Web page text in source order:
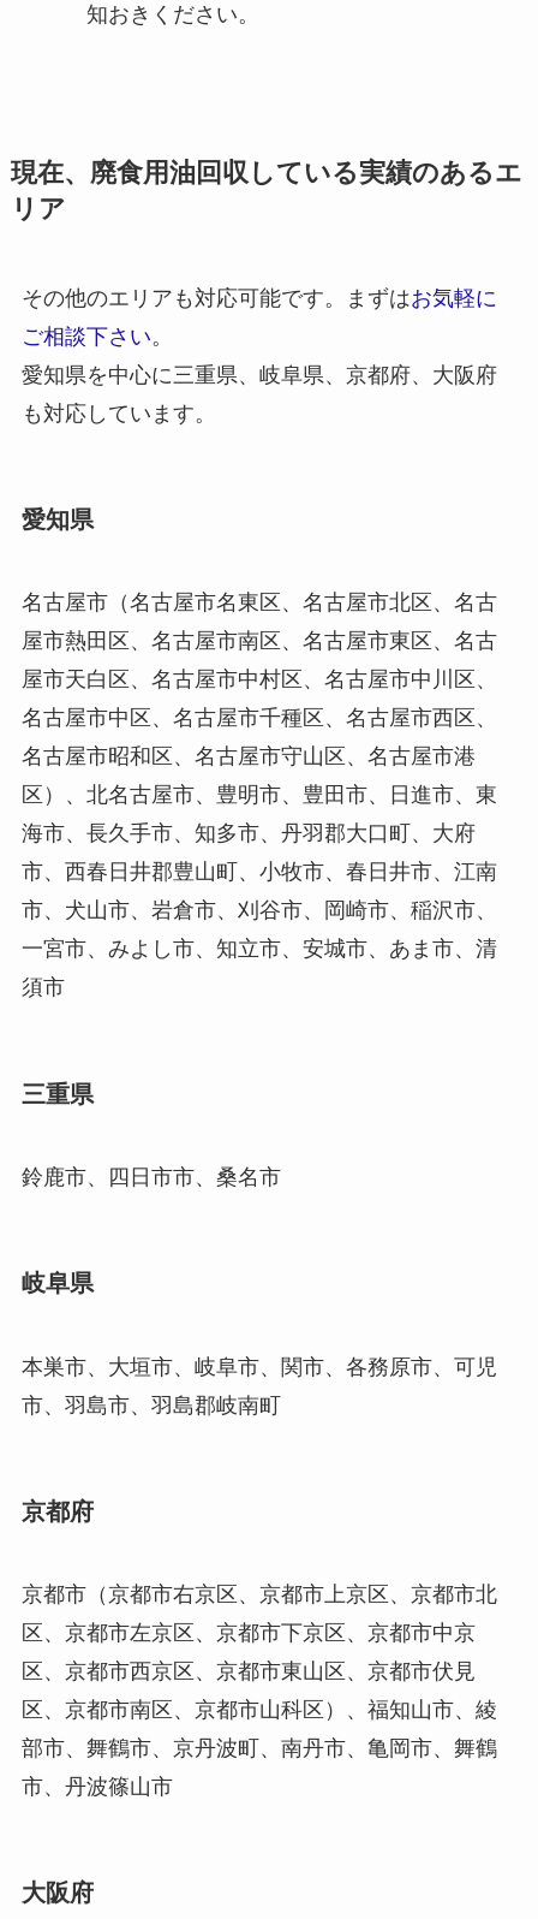
知おきください。
現在、廃食用油回収している実績のあるエ
リア
その他のエリアも対応可能です。まずはお気軽に
ご相談下さい。
愛知県を中心に三重県、岐阜県、京都府、大阪府
も対応しています。
愛知県
名古屋市（名古屋市名東区、名古屋市北区、名古
屋市熱田区、名古屋市南区、名古屋市東区、名古
屋市天白区、名古屋市中村区、名古屋市中川区、
名古屋市中区、名古屋市千種区、名古屋市西区、
名古屋市昭和区、名古屋市守山区、名古屋市港
区）、北名古屋市、豊明市、豊田市、日進市、東
海市、長久手市、知多市、丹羽郡大口町、大府
市、西春日井郡豊山町、小牧市、春日井市、江南
市、犬山市、岩倉市、刈谷市、岡崎市、稲沢市、
一宮市、みよし市、知立市、安城市、あま市、清
須市
三重県
鈴鹿市、四日市市、桑名市
岐阜県
本巣市、大垣市、岐阜市、関市、各務原市、可児
市、羽島市、羽島郡岐南町
京都府
京都市（京都市右京区、京都市上京区、京都市北
区、京都市左京区、京都市下京区、京都市中京
区、京都市西京区、京都市東山区、京都市伏見
区、京都市南区、京都市山科区）、福知山市、綾
部市、舞鶴市、京丹波町、南丹市、亀岡市、舞鶴
市、丹波篠山市
大阪府